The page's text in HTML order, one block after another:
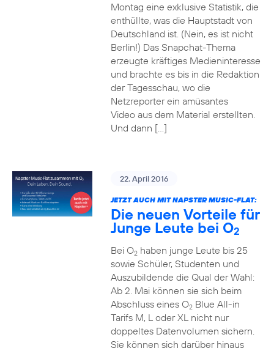
Montag eine exklusive Statistik, die
enthüllte, was die Hauptstadt von
Deutschland ist. (Nein, es ist nicht
Berlin!) Das Snapchat-Thema
erzeugte kräftiges Medieninteresse
und brachte es bis in die Redaktion
der Tagesschau, wo die
Netzreporter ein amüsantes
Video aus dem Material erstellten.
Und dann […]
22. April 2016
JETZT AUCH MIT NAPSTER MUSIC-FLAT:
Die neuen Vorteile für
Junge Leute bei O2
Bei O2haben junge Leute bis 25
sowie Schüler, Studenten und
Auszubildende die Qual der Wahl:
Ab 2. Mai können sie sich beim
Abschluss eines O2Blue All-in
Tarifs M, L oder XL nicht nur
doppeltes Datenvolumen sichern.
Sie können sich darüber hinaus